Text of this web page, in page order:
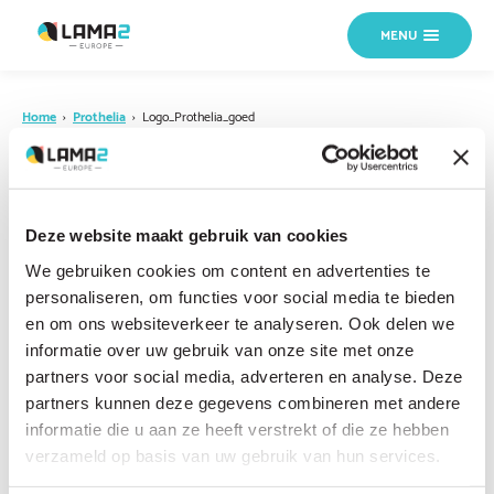
Deze website maakt gebruik van cookies
We gebruiken cookies om content en advertenties te
personaliseren, om functies voor social media te bieden
en om ons websiteverkeer te analyseren. Ook delen we
informatie over uw gebruik van onze site met onze
partners voor social media, adverteren en analyse. Deze
partners kunnen deze gegevens combineren met andere
informatie die u aan ze heeft verstrekt of die ze hebben
verzameld op basis van uw gebruik van hun services.
MENU
Home › Prothelia › Logo_Prothelia_goed
18 OKTOBER 2024
Logo_Prothelia_goed